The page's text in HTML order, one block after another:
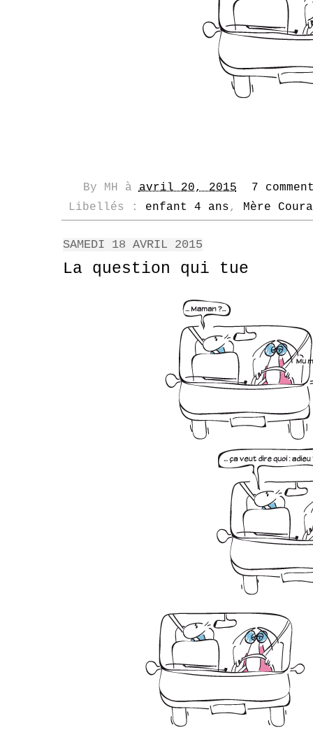
By MH àavril 20, 2015
7
Libellés : enfant 4 ans, Mère
SAMEDI 18 AVRIL 2015
La question qui tue